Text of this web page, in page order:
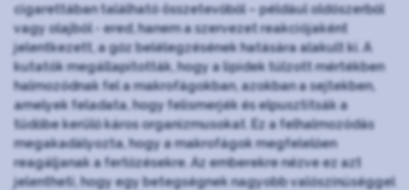
cigarettában található összetevőből – például oldószerből
vagy olajból - ered, hanem a szervezet reakciójaként
jelentkezett, a gőz belélegzésének hatására alakult ki. A
kutatók megállapították, hogy a lipidek túlzott mértékben
halmozódnak fel a makrofágokban, azokban a sejtekben,
amelyek feladata, hogy felismerjék és elpusztítsák a
tüdőbe kerülő káros organizmusokat. Ez a felhalmozódás
megakadályozta, hogy a makrofágok megfelelően
reagáljanak a fertőzésekre. Az emberekre nézve ez azt
jelentheti, hogy egy betegségnek nagyobb valószínűséggel